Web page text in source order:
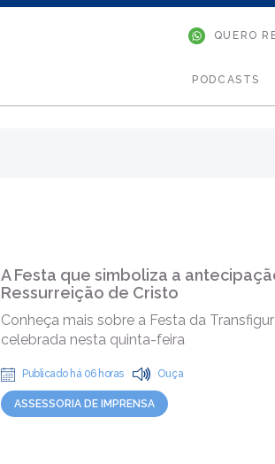
QUERO
PODCASTS
A Festa que simboliza a
Ressurreição de Cristo
Conheça mais sobre a Festa da
celebrada nesta quinta-feira
Publicado há 06 horas Ouça
ASSESSORIA DE IMPRENSA